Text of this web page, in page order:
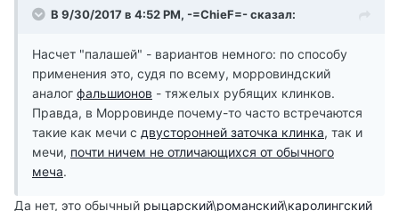
В 9/30/2017 в 4:52 PM, -=ChieF=- сказал:
Насчет "палашей" - вариантов немного: по способу
применения это, судя по всему, морровиндский
аналог фальшионов - тяжелых рубящих клинков.
Правда, в Морровинде почему-то часто встречаются
такие как мечи с двусторонней заточка клинка, так и
мечи, почти ничем не отличающихся от обычного
меча.
Да нет, это обычный рыцарский\романский\каролингский